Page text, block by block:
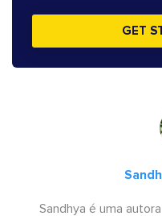
GET
Sandhya é uma